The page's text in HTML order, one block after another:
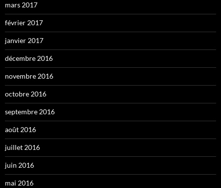
mars 2017
février 2017
janvier 2017
décembre 2016
novembre 2016
octobre 2016
septembre 2016
août 2016
juillet 2016
juin 2016
mai 2016